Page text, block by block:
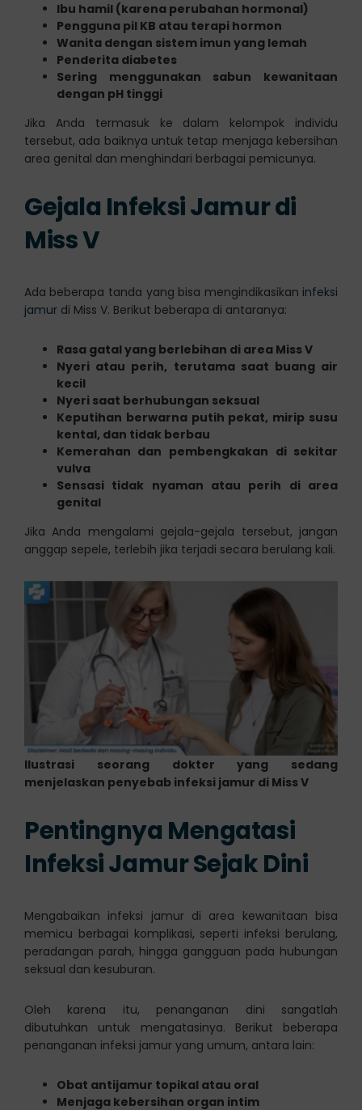
Ibu hamil (karena perubahan hormonal)
Pengguna pil KB atau terapi hormon
Wanita dengan sistem imun yang lemah
Penderita diabetes
Sering menggunakan sabun kewanitaan
dengan pH tinggi
Jika Anda termasuk ke dalam kelompok individu
tersebut, ada baiknya untuk tetap menjaga kebersihan
area genital dan menghindari berbagai pemicunya.
Gejala Infeksi Jamur di
Miss V
Ada beberapa tanda yang bisa mengindikasikan infeksi
jamurdi Miss V. Berikut beberapa di antaranya:
Rasa gatal yang berlebihan di area Miss V
Nyeri atau perih, terutama saat buang air
kecil
Nyeri saat berhubungan seksual
Keputihan berwarna putih pekat, mirip susu
kental, dan tidak berbau
Kemerahan dan pembengkakan di sekitar
vulva
Sensasi tidak nyaman atau perih di area
genital
Jika Anda mengalami gejala-gejala tersebut, jangan
anggap sepele, terlebih jika terjadi secara berulang kali.
Ilustrasi seorang dokter yang sedang
menjelaskan penyebab infeksi jamur di Miss V
Pentingnya Mengatasi
Infeksi Jamur Sejak Dini
Mengabaikan infeksi jamur di area kewanitaan bisa
memicu berbagai komplikasi, seperti infeksi berulang,
peradangan parah, hingga gangguan pada hubungan
seksual dan kesuburan.
Oleh karena itu, penanganan dini sangatlah
dibutuhkan untuk mengatasinya. Berikut beberapa
penanganan infeksi jamur yang umum, antara lain:
Obat antijamur topikal atau oral
Menjaga kebersihan organ intim